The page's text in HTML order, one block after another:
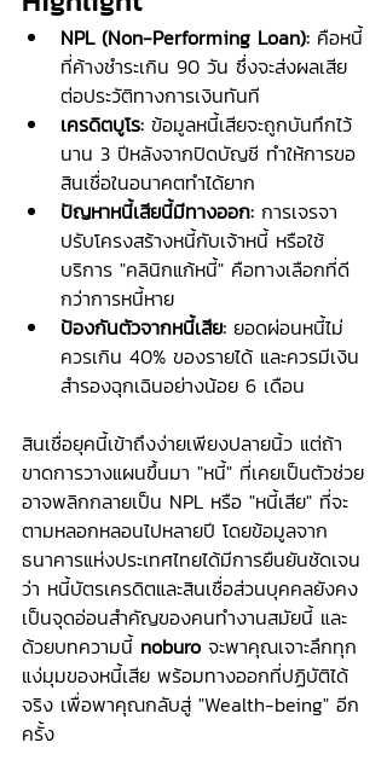
NPL (Non-Performing Loan): คือหนี้
ที่ค้างชำระเกิน 90 วัน ซึ่งจะส่งผลเสีย
ต่อประวัติทางการเงินทันที
เครดิตบูโร: ข้อมูลหนี้เสียจะถูกบันทึกไว้
นาน 3 ปีหลังจากปิดบัญชี ทำให้การขอ
สินเชื่อในอนาคตทำได้ยาก
ปัญหาหนี้เสียนี้มีทางออก: การเจรจา
ปรับโครงสร้างหนี้กับเจ้าหนี้ หรือใช้
บริการ "คลินิกแก้หนี้" คือทางเลือกที่ดี
กว่าการหนี้หาย
ป้องกันตัวจากหนี้เสีย: ยอดผ่อนหนี้ไม่
ควรเกิน 40% ของรายได้ และควรมีเงิน
สำรองฉุกเฉินอย่างน้อย 6 เดือน
สินเชื่อยุคนี้เข้าถึงง่ายเพียงปลายนิ้ว แต่ถ้า
ขาดการวางแผนขึ้นมา "หนี้" ที่เคยเป็นตัวช่วย
อาจพลิกกลายเป็น NPL หรือ "หนี้เสีย" ที่จะ
ตามหลอกหลอนไปหลายปี โดยข้อมูลจาก
ธนาคารแห่งประเทศไทยได้มีการยืนยันชัดเจน
ว่า หนี้บัตรเครดิตและสินเชื่อส่วนบุคคลยังคง
เป็นจุดอ่อนสำคัญของคนทำงานสมัยนี้ และ
ด้วยบทความนี้ noburo จะพาคุณเจาะลึกทุก
แง่มุมของหนี้เสีย พร้อมทางออกที่ปฏิบัติได้
จริง เพื่อพาคุณกลับสู่ "Wealth-being" อีก
ครั้ง